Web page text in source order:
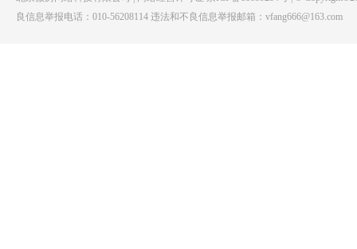
良信息举报电话：010-56208114 违法和不良信息举报邮箱：vfang666@163.com